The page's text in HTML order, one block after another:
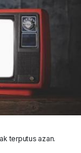
terputus azan.